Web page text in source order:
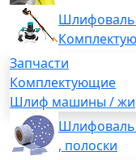
Запчасти
Комплектующие
Шлиф машины /
, полоски